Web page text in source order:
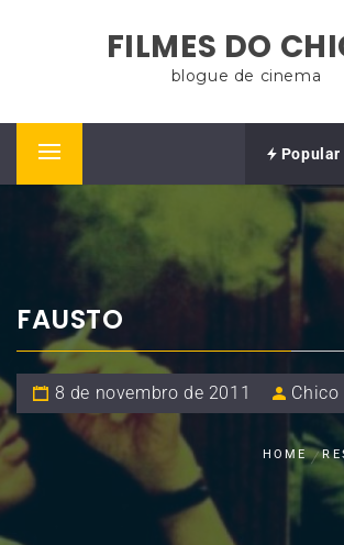
FILMES DO
blogue de cinema
Primary
Menu
Popular
FAUSTO
8 de novembro de 2011 Chico
HOME